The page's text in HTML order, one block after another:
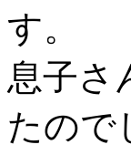
す。
息子さ
たので